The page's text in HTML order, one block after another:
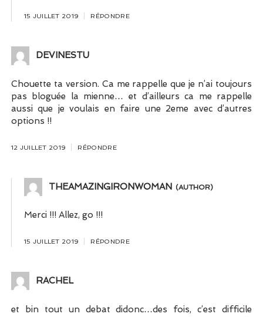
15 JUILLET 2019 RÉPONDRE
DEVINESTU
Chouette ta version. Ca me rappelle que je n’ai toujours
pas bloguée la mienne… et d’ailleurs ca me rappelle
aussi que je voulais en faire une 2eme avec d’autres
options !!
12 JUILLET 2019 RÉPONDRE
THEAMAZINGIRONWOMAN
Merci !!! Allez, go !!!
15 JUILLET 2019 RÉPONDRE
RACHEL
et bin tout un debat didonc…des fois, c’est difficile